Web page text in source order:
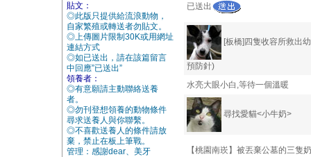
貼文：
◎此版只提供給流浪動物，
自家繁殖或轉送者勿貼文。
◎上傳圖片限制30K或用網址
連結方式
◎如已送出，請在該篇留言
中回應”已送出”
領養者：
◎有意願請主動聯絡送養
者。
◎勿刊登想領養的動物條件
尋求送養人與你聯繫。
◎不喜歡送養人的條件請放
棄，禁止在板上筆戰。
管理：感謝dear、美牙
已送出
[板橋]四隻收容所救出
預防針)
水亮大眼小白,等待一個溫暖
尋找愛貓<小牛奶>
【桃園南崁】被丟棄公墓的三隻